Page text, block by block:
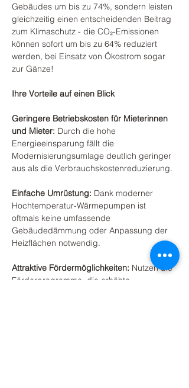
Gebäudes um bis zu 74%, sondern leisten
gleichzeitig einen entscheidenden Beitrag
zum Klimaschutz - die CO₂-Emissionen
können sofort um bis zu 64% reduziert
werden, bei Einsatz von Ökostrom sogar
zur Gänze!
Ihre Vorteile auf einen Blick
Geringere Betriebskosten für Mieterinnen
und Mieter: Durch die hohe
Energieeinsparung fällt die
Modernisierungsumlage deutlich geringer
aus als die Verbrauchskostenreduzierung.
Einfache Umrüstung: Dank moderner
Hochtemperatur-Wärmepumpen ist
oftmals keine umfassende
Gebäudedämmung oder Anpassung der
Heizflächen notwendig.
Attraktive Fördermöglichkeiten: Nutzen Sie
Förderprogramme, die erhöhte